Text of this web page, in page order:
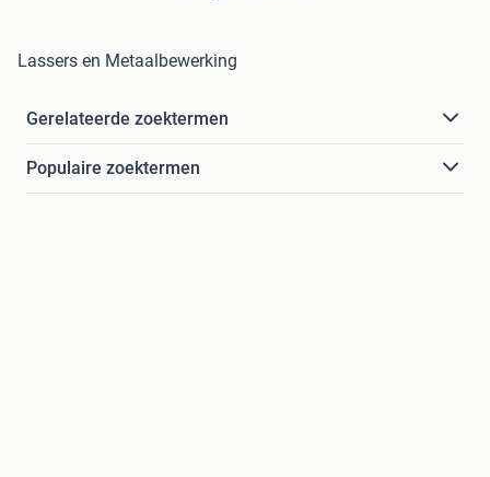
Lassers en Metaalbewerking
Gerelateerde zoektermen
Populaire zoektermen